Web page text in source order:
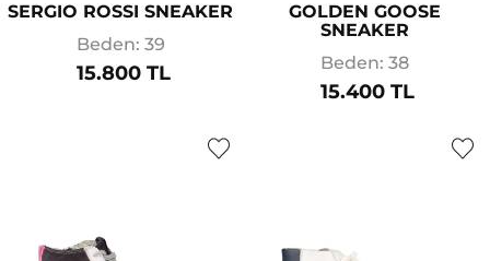
SERGIO ROSSI SNEAKER
Beden: 39
15.800 TL
GOLDEN GOOSE
SNEAKER
Beden: 38
15.400 TL